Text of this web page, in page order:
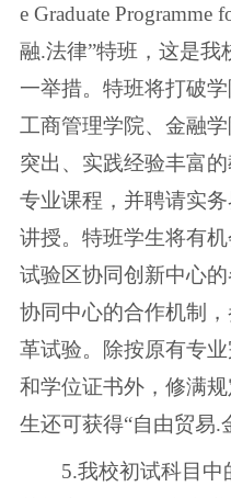
e Graduate
融.法律”特班，这是我
一举措。特班将打破
工商管理学院、金融
突出、实践经验丰富
专业课程，并聘请实
讲授。特班学生将有
试验区协同创新中心
协同中心的合作机制
革试验。除按原有专
和学位证书外，修满
生还可获得“自由贸易.
5.我校初试科目中